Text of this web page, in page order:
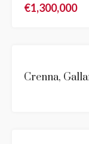
€1,300,000